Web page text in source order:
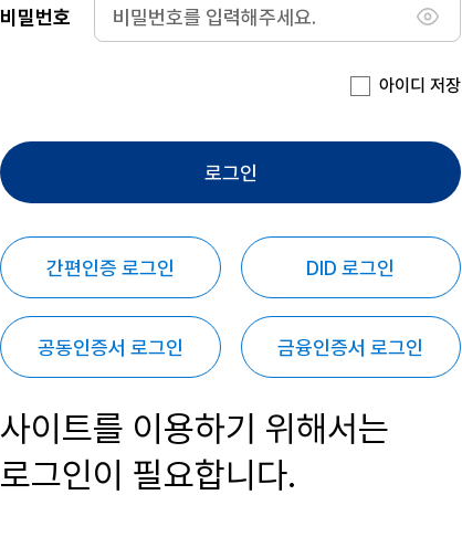
비밀번호
아이디 저장
로그인
간편인증 로그인 DID 로그인
공동인증서 로그인 금융인증서 로그인
사이트를 이용하기 위해서는
로그인이 필요합니다.